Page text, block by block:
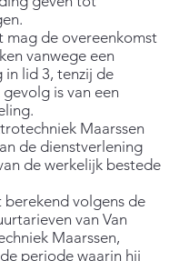
mag de overeenkomst
vanwege een
in lid 3, tenzij de
is van een
Maarssen
de dienstverlening
de werkelijk bestede
volgens de
van Van
Maarssen,
periode waarin hij